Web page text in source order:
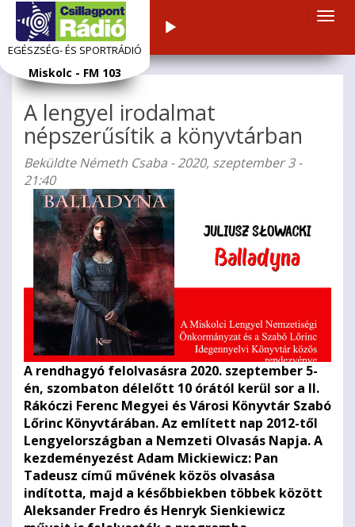
Ugrás
a
tartalomra
EGÉSZSÉG- ÉS SPORTRÁDIÓ
Miskolc - FM 103
Audiolejátszó
A lengyel irodalmat
népszerűsítik a könyvtárban
BeküldteNémeth Csaba - 2020, szeptember 3 -
21:40
A rendhagyó felolvasásra 2020. szeptember 5-
én, szombaton délelőtt 10 órától kerül sor a II.
Rákóczi Ferenc Megyei és Városi Könyvtár Szabó
Lőrinc Könyvtárában. Az említett nap 2012-től
Lengyelországban a Nemzeti Olvasás Napja. A
kezdeményezést Adam Mickiewicz: Pan
Tadeusz című művének közös olvasása
indította, majd a későbbiekben többek között
Aleksander Fredro és Henryk Sienkiewicz